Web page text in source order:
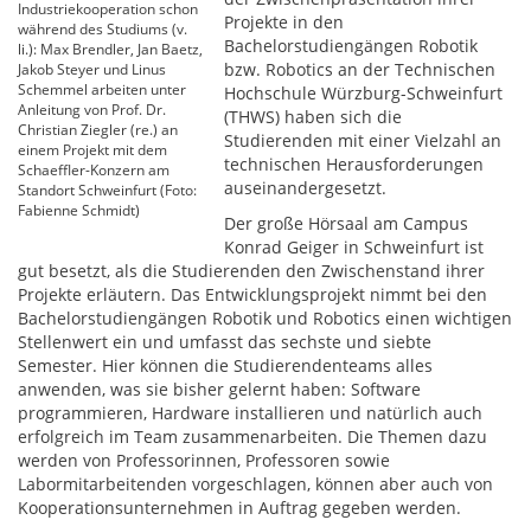
Industriekooperation schon
während des Studiums (v.
li.): Max Brendler, Jan Baetz,
Jakob Steyer und Linus
Schemmel arbeiten unter
Anleitung von Prof. Dr.
Christian Ziegler (re.) an
einem Projekt mit dem
Schaeffler-Konzern am
Standort Schweinfurt (Foto:
Fabienne Schmidt)
Projekte in den
Bachelorstudiengängen Robotik
bzw. Robotics an der Technischen
Hochschule Würzburg-Schweinfurt
(THWS) haben sich die
Studierenden mit einer Vielzahl an
technischen Herausforderungen
auseinandergesetzt.
Der große Hörsaal am Campus
Konrad Geiger in Schweinfurt ist
gut besetzt, als die Studierenden den Zwischenstand ihrer
Projekte erläutern. Das Entwicklungsprojekt nimmt bei den
Bachelorstudiengängen Robotik und Robotics einen wichtigen
Stellenwert ein und umfasst das sechste und siebte
Semester. Hier können die Studierendenteams alles
anwenden, was sie bisher gelernt haben: Software
programmieren, Hardware installieren und natürlich auch
erfolgreich im Team zusammenarbeiten. Die Themen dazu
werden von Professorinnen, Professoren sowie
Labormitarbeitenden vorgeschlagen, können aber auch von
Kooperationsunternehmen in Auftrag gegeben werden.